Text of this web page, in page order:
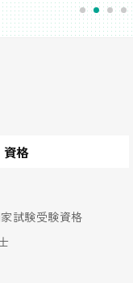
資格
試験受験資格